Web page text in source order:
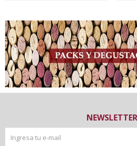
NEWSLETTER